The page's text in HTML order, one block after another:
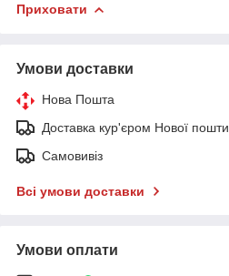
Приховати
Умови доставки
Нова Пошта
Доставка кур'єром Нової пошти
Самовивіз
Всі умови доставки
Умови оплати